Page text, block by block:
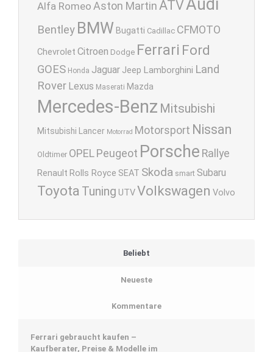
Alfa Romeo Aston MartinATVAudi
Bentley BMW Bugatti Cadillac CFMOTO
Chevrolet Citroen Dodge Ferrari Ford
GOES Honda Jaguar Jeep Lamborghini Land
Rover Lexus Maserati Mazda
Mercedes-Benz Mitsubishi
Mitsubishi Lancer Motorrad Motorsport Nissan
Oldtimer OPELPeugeot Porsche Rallye
Renault Rolls Royce SEAT Skoda smart Subaru
Toyota Tuning UTVVolkswagen Volvo
Beliebt
Neueste
Kommentare
Ferrari gebraucht kaufen –
Kaufberater, Preise & Modelle im